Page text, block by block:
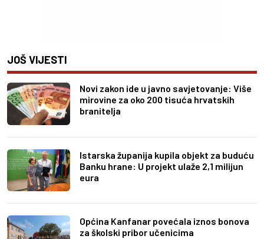
JOŠ VIJESTI
Novi zakon ide u javno savjetovanje: Više
mirovine za oko 200 tisuća hrvatskih
branitelja
Istarska županija kupila objekt za buduću
Banku hrane: U projekt ulaže 2,1 milijun
eura
Općina Kanfanar povećala iznos bonova
za školski pribor učenicima